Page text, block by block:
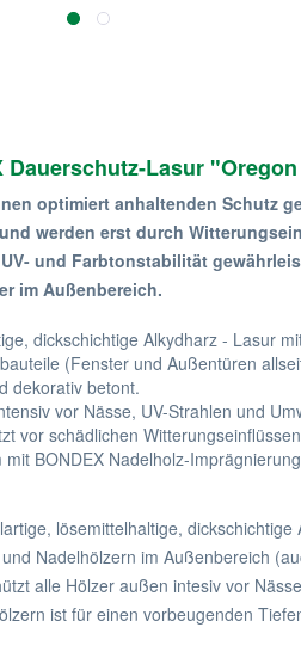
Lasur
optimiert anhaltenden Schutz
werden erst durch
und Farbtonstabilität
im Außenbereich.
dickschichtige Alkydharz - Lasur
(Fenster und Außentüren
dekorativ betont.
vor Nässe, UV-Strahlen und
vor schädlichen
BONDEX Nadelholz-
lösemittelhaltige,
Nadelhölzern im Außenbereich
alle Hölzer außen intesiv vor
ist für einen vorbeugenden